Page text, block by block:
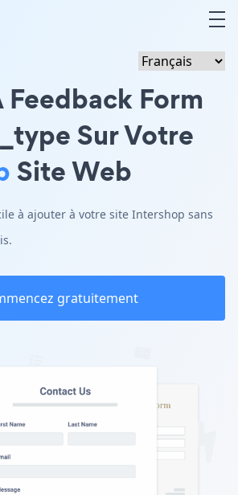
Feedback Form
Sur Votre
Site Web
à ajouter à votre site Intershop sans
gratuitement